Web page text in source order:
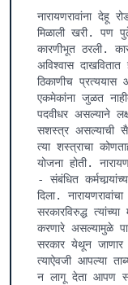
नारायणरावांना देहू
मिळाली खरी. पण
कारणीभूत ठरली.
अविश्वास दाखवितात
ठिकाणीच
एकमेकांना जुळत
पदवीधर असल्याने
सशस्त्र असल्याची
त्या शस्त्राचा
योजना होती.
- संबंधित
दिला.
सरकारविरुद्ध
करणारे असल्यामुळे
सरकार येथून जाणार
त्याऐवजी आपल्या
न लागू देता आपण